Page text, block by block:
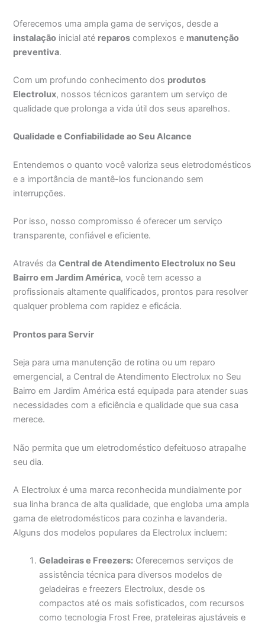
Oferecemos uma ampla gama de serviços, desde a
instalação inicial até reparos complexos e manutenção
preventiva.
Com um profundo conhecimento dos produtos
Electrolux, nossos técnicos garantem um serviço de
qualidade que prolonga a vida útil dos seus aparelhos.
Qualidade e Confiabilidade ao Seu Alcance
Entendemos o quanto você valoriza seus eletrodomésticos
e a importância de mantê-los funcionando sem
interrupções.
Por isso, nosso compromisso é oferecer um serviço
transparente, confiável e eficiente.
Através daCentral de Atendimento Electrolux no Seu
Bairro em Jardim América, você tem acesso a
profissionais altamente qualificados, prontos para resolver
qualquer problema com rapidez e eficácia.
Prontos para Servir
Seja para uma manutenção de rotina ou um reparo
emergencial, a Central de Atendimento Electrolux no Seu
Bairro em Jardim América está equipada para atender suas
necessidades com a eficiência e qualidade que sua casa
merece.
Não permita que um eletrodoméstico defeituoso atrapalhe
seu dia.
A Electrolux é uma marca reconhecida mundialmente por
sua linha branca de alta qualidade, que engloba uma ampla
gama de eletrodomésticos para cozinha e lavanderia.
Alguns dos modelos populares da Electrolux incluem:
Geladeiras e Freezers: Oferecemos serviços de
assistência técnica para diversos modelos de
geladeiras e freezers Electrolux, desde os
compactos até os mais sofisticados, com recursos
como tecnologia Frost Free, prateleiras ajustáveis e